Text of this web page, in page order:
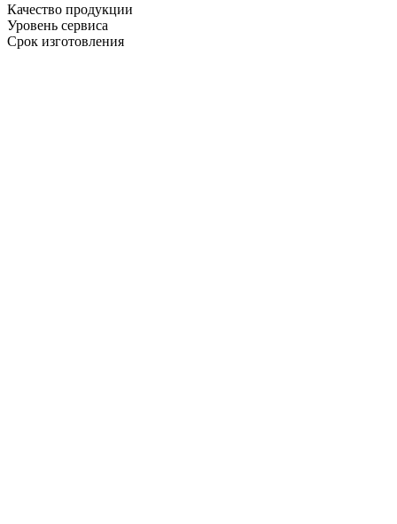
Качество продукции
Уровень сервиса
Срок изготовления